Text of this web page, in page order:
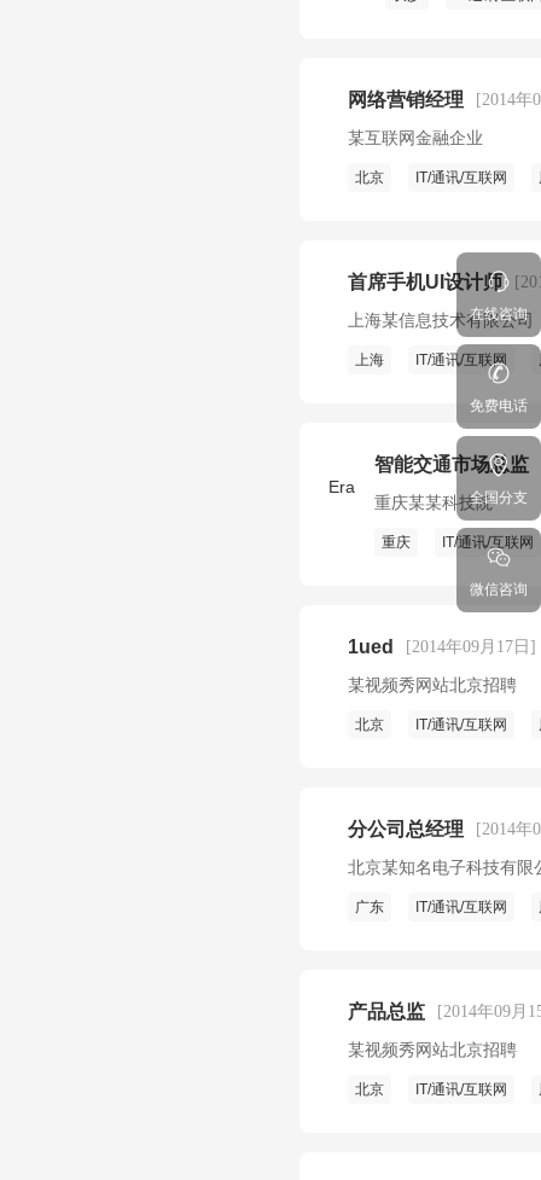
网络营销经理 [2014年
某互联网金融企业
北京 IT/通讯/互联网
首席手机UI设计师
上海某信息技术有限公司
上海 IT/通讯/互联网
Era
智能交通市场总监
重庆某某科技院
重庆 IT/通讯/互联网
1ued [2014年09月17日]
某视频秀网站北京招聘
北京 IT/通讯/互联网
分公司总经理 [2014年
北京某知名电子科技有限
广东 IT/通讯/互联网
产品总监 [2014年09月
某视频秀网站北京招聘
北京 IT/通讯/互联网
在线咨询
免费电话
全国分支
微信咨询